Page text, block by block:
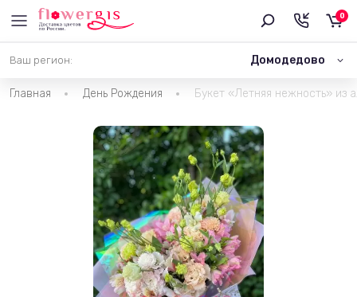
Ваш регион: Домодедово
0
Главная День Рождения Букет «Летняя нежность» из